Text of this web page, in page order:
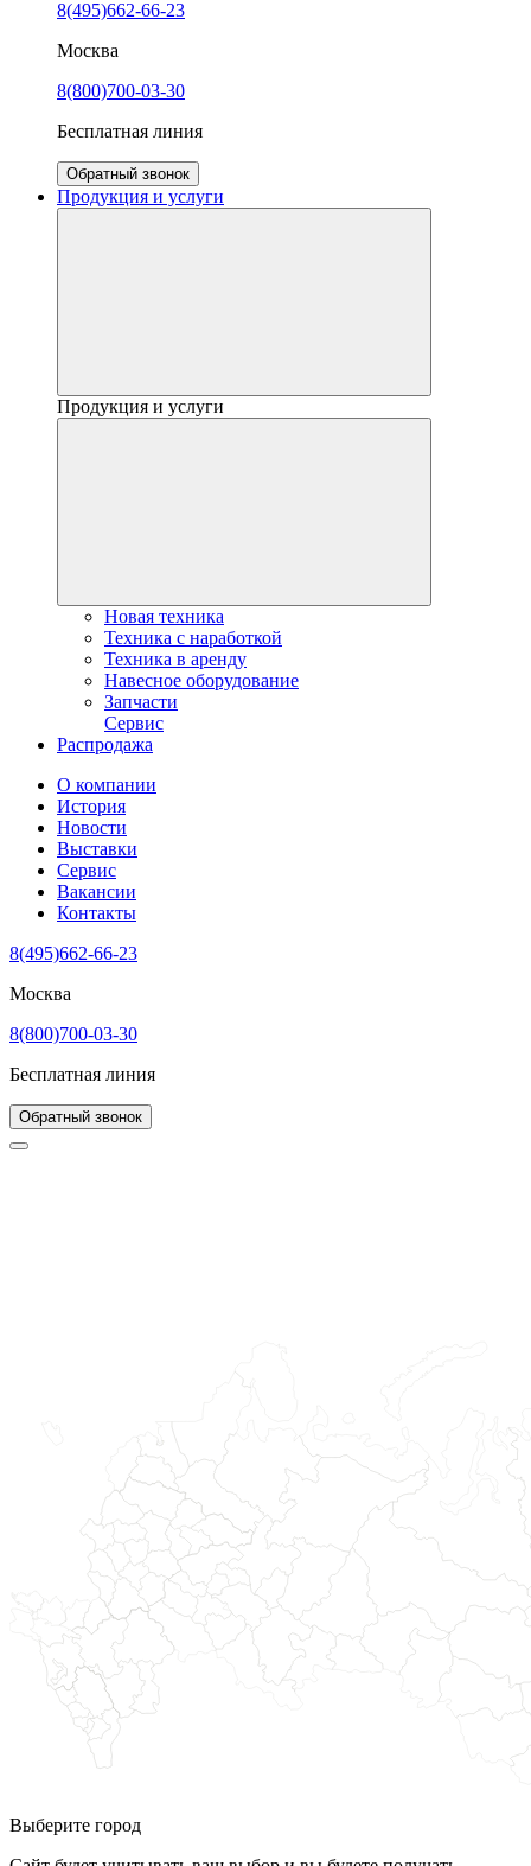
8(495)662-66-23
Москва
8(800)700-03-30
Бесплатная линия
Обратный звонок
Продукция и услуги
Продукция и услуги
Новая техника
Техника с наработкой
Техника в аренду
Навесное оборудование
Запчасти
Сервис
Распродажа
О компании
История
Новости
Выставки
Сервис
Вакансии
Контакты
8(495)662-66-23
Москва
8(800)700-03-30
Бесплатная линия
Обратный звонок
Выберите город